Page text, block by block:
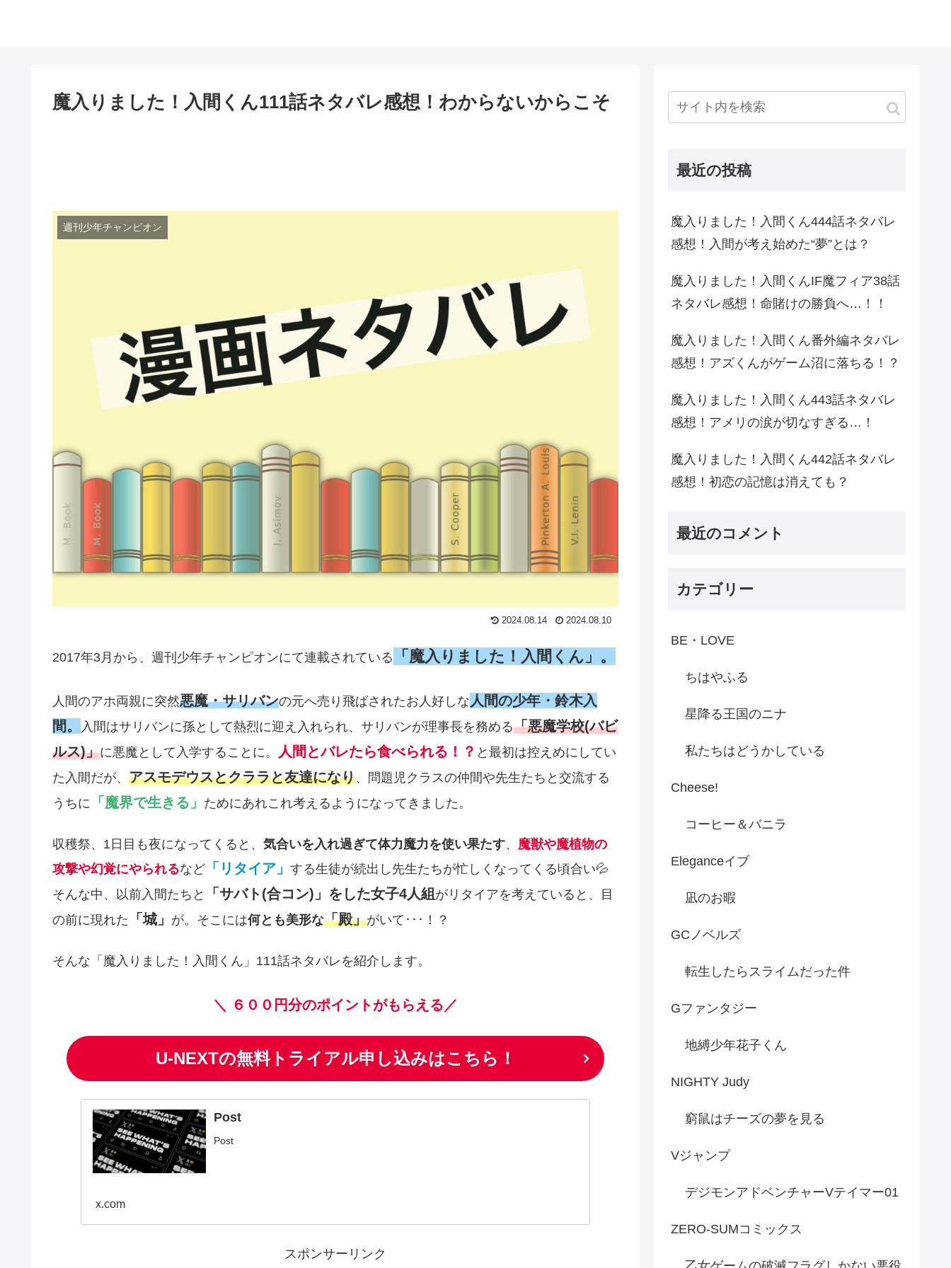
魔入りました！入間くん111話ネタバレ感想！わからないからこそ
週刊少年チャンピオン
2024.08.14 2024.08.10
2017年3月から、週刊少年チャンピオンにて連載されている 「魔入りました！入間くん」。
人間のアホ両親に突然悪魔・サリバンの元へ売り飛ばされたお人好しな 人間の少年・鈴木入
間。
入間はサリバンに孫として熱烈に迎え入れられ、サリバンが理事長を務める「悪魔学校(バビ
ルス)」に悪魔として入学することに。 人間とバレたら食べられる！？ と最初は控えめにしてい
た入間だが、 アスモデウスとクララと友達になり、問題児クラスの仲間や先生たちと交流する
うちに
「魔界で生きる」 ためにあれこれ考えるようになってきました。
収穫祭、1日目も夜になってくると、 気合いを入れ過ぎて体力魔力を使い果たす、 魔獣や魔植物の
攻撃や幻覚にやられるなど 「リタイア」 する生徒が続出し先生たちが忙しくなってくる頃合い💦
そんな中、以前入間たちと
「サバト(合コン)」をした女子4人組 がリタイアを考えていると、目
の前に現れた
「城」 が。そこには何とも美形な「殿」がいて･･･！？
そんな「魔入りました！入間くん」111話ネタバレを紹介します。
＼ ６００円分のポイントがもらえる／
U-NEXTの無料トライアル申し込みはこちら！
Post
Post
x.com
スポンサーリンク
最近の投稿
魔入りました！入間くん444話ネタバレ
感想！入間が考え始めた“夢”とは？
魔入りました！入間くんIF魔フィア38話
ネタバレ感想！命賭けの勝負へ…！！
魔入りました！入間くん番外編ネタバレ
感想！アズくんがゲーム沼に落ちる！？
魔入りました！入間くん443話ネタバレ
感想！アメリの涙が切なすぎる…！
魔入りました！入間くん442話ネタバレ
感想！初恋の記憶は消えても？
最近のコメント
カテゴリー
BE・LOVE
ちはやふる
星降る王国のニナ
私たちはどうかしている
Cheese!
コーヒー＆バニラ
Eleganceイブ
凪のお暇
GCノベルズ
転生したらスライムだった件
Gファンタジー
地縛少年花子くん
NIGHTY Judy
窮鼠はチーズの夢を見る
Vジャンプ
デジモンアドベンチャーVテイマー01
ZERO-SUMコミックス